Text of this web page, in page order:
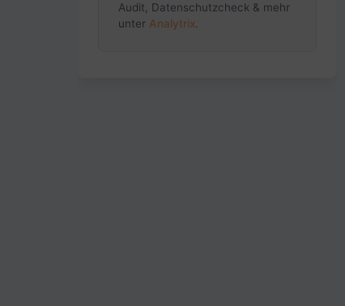
Audit, Datenschutzcheck & mehr
unter Analytrix